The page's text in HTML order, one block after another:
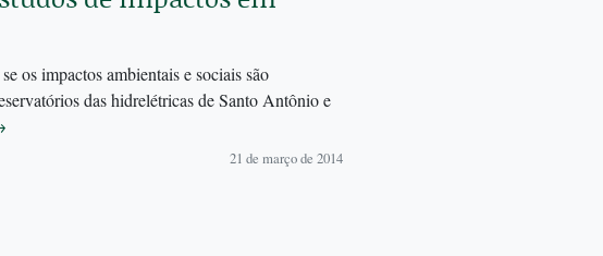
os impactos ambientais e sociais são
das hidrelétricas de Santo Antônio e
21 de março de 2014